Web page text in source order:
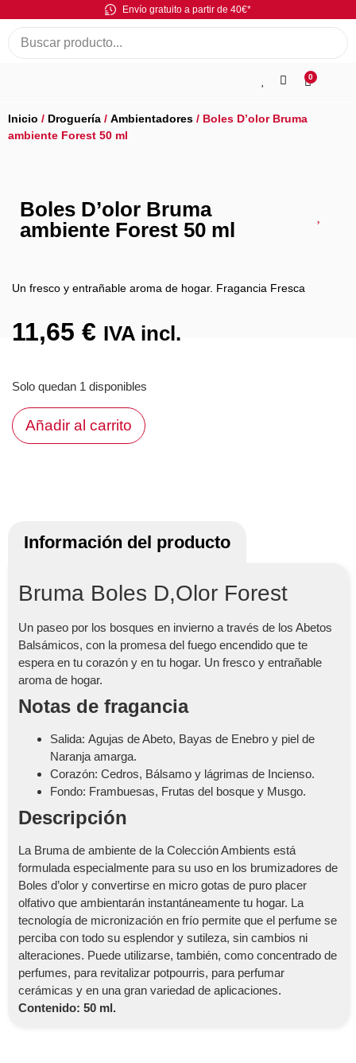
Envío gratuito a partir de 40€*
0
Inicio / Droguería / Ambientadores / Boles D’olor Bruma
ambiente Forest 50 ml
Boles D’olor Bruma
ambiente Forest 50 ml
Un fresco y entrañable aroma de hogar. Fragancia Fresca
11,65 € IVA incl.
Solo quedan 1 disponibles
Añadir al carrito
Información del producto
Bruma Boles D,Olor Forest
Un paseo por los bosques en invierno a través de los Abetos
Balsámicos, con la promesa del fuego encendido que te
espera en tu corazón y en tu hogar. Un fresco y entrañable
aroma de hogar.
Notas de fragancia
Salida: Agujas de Abeto, Bayas de Enebro y piel de
Naranja amarga.
Corazón: Cedros, Bálsamo y lágrimas de Incienso.
Fondo: Frambuesas, Frutas del bosque y Musgo.
Descripción
La Bruma de ambiente de la Colección Ambients está
formulada especialmente para su uso en los brumizadores de
Boles d’olor y convertirse en micro gotas de puro placer
olfativo que ambientarán instantáneamente tu hogar. La
tecnología de micronización en frío permite que el perfume se
perciba con todo su esplendor y sutileza, sin cambios ni
alteraciones. Puede utilizarse, también, como concentrado de
perfumes, para revitalizar potpourris, para perfumar
cerámicas y en una gran variedad de aplicaciones.
Contenido: 50 ml.